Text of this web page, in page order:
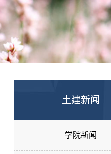
土建新闻
学院新闻